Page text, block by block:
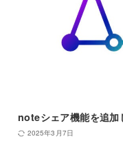
noteシェア機能を追加
2025年3月7日